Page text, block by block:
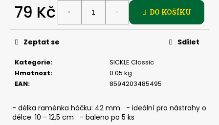
79 Kč
cena:
DO KOŠÍKU
Kategorie:
SICKLE Classic
Hmotnost:
0.05 kg
EAN: 8594203485495
Zeptat se Sdílet
- délka raménka háčku: 42 mm - ideální pro nástrahy o
délce: 10 - 12,5 cm - baleno po 5 ks
HLEDAT
o
p
o
u
č